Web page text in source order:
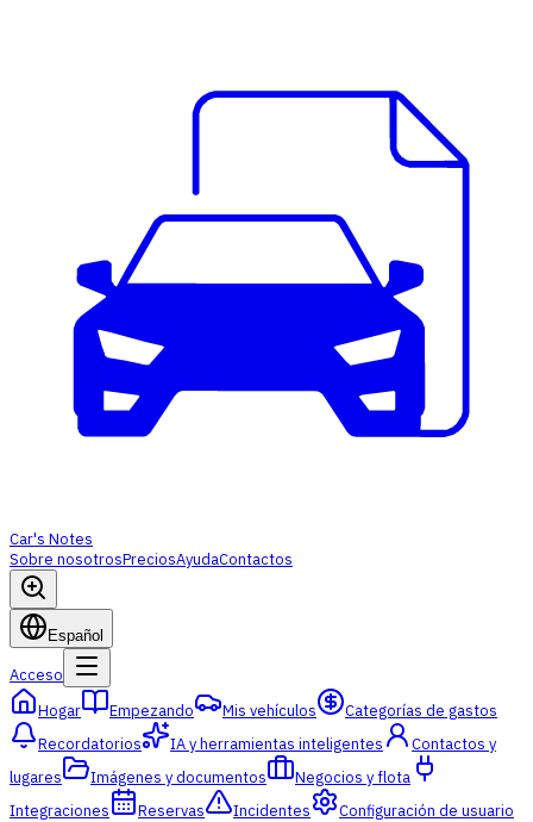
Car's Notes
Sobre nosotrosPreciosAyudaContactos
Español
Acceso
Hogar
Empezando Mis vehículos
Categorías de gastos
Recordatorios
IA y herramientas inteligentes
Contactos y
lugares
Imágenes y documentos
Negocios y flota
Integraciones
Reservas Incidentes
Configuración de usuario